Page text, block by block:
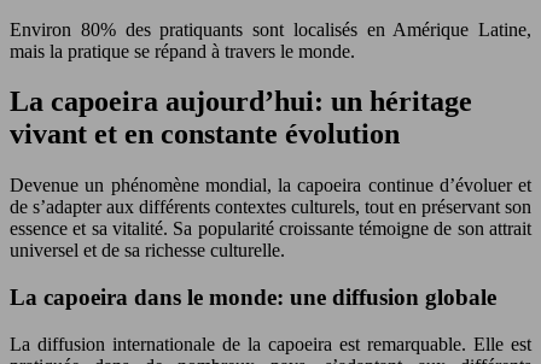
Environ 80% des pratiquants sont localisés en Amérique Latine,
mais la pratique se répand à travers le monde.
La capoeira aujourd’hui: un héritage
vivant et en constante évolution
Devenue un phénomène mondial, la capoeira continue d’évoluer et
de s’adapter aux différents contextes culturels, tout en préservant son
essence et sa vitalité. Sa popularité croissante témoigne de son attrait
universel et de sa richesse culturelle.
La capoeira dans le monde: une diffusion globale
La diffusion internationale de la capoeira est remarquable. Elle est